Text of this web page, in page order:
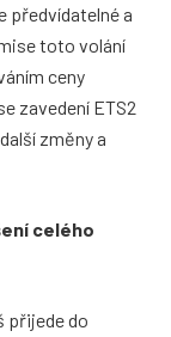
předvídatelné a
toto volání
ceny
zavedení ETS2
změny a
celého
přijede do